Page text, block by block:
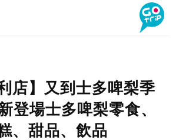
店】又到士多啤梨季
登場士多啤梨零食、
、甜品、飲品